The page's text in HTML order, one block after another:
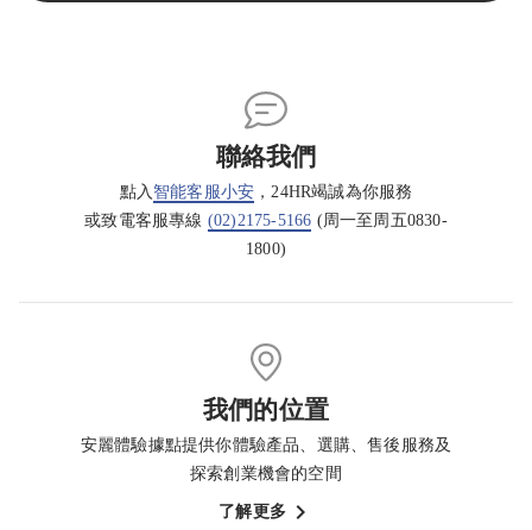
聯絡我們
點入 智能客服小安 ，24HR竭誠為你服務
或致電客服專線 (02)2175-5166 (周一至周五0830-
1800)
我們的位置
安麗體驗據點提供你體驗產品、選購、售後服務及
探索創業機會的空間
了解更多